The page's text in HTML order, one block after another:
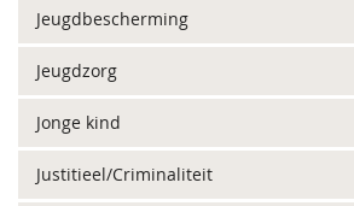
Jeugdbescherming
Jeugdzorg
Jonge kind
Justitieel/Criminaliteit